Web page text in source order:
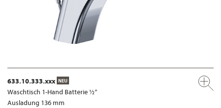
633.10.333.xxx NEU
Waschtisch 1-Hand Batterie ½“
Ausladung 136 mm